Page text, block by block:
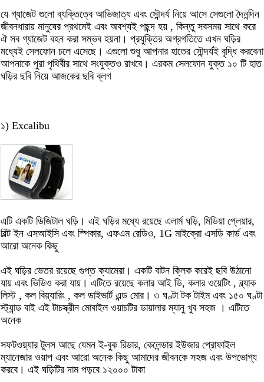
যে গ্যাজেট গুলো ব্যক্তিত্বে আভিজাত্য এবং সৌন্দর্য নিয়ে আসে সেগুলো দৈনন্দিন
জীবনধারায় মানুষের প্রথমেই এবং অবশ্যই পছন্দ হয় , কিন্তু সবসময় সাথে করে
ঐ সব গ্যাজেট বহন করা সম্ভব হয়না। প্রযুক্তির অগ্রগতিতে এখন ঘড়ির
মধ্যেই সেলফোন চলে এসেছে। এগুলো শুধু আপনার হাতের সৌন্দর্যই বৃদ্ধি করবেনা
আপনাকে পুরা পৃথিবীর সাথে সংযুক্তও রাখবে। এরকম সেলফোন যুক্ত ১০ টি হাত
ঘড়ির ছবি নিয়ে আজকের ছবি ব্লগ
১) Excalibu
এটি একটি ডিজিটাল ঘড়ি। এই ঘড়ির মধ্যে রয়েছে এলার্ম ঘড়ি, মিডিয়া প্লেয়ার,
বিল্ট ইন এসআইসি এবং স্পিকার, এফএম রেডিও, 1G মাইক্রো এসডি কার্ড এবং
আরো অনেক কিছু
এই ঘড়ির ভেতর রয়েছে গুপ্ত ক্যামেরা। একটি বাটন ক্লিক করেই ছবি উঠানো
যায় এবং ভিডিও করা যায়। এটিতে রয়েছে কলার আই ডি, কলার ওয়েটিং , ব্ল্যাক
লিস্ট , কল বিয়্যারিং , কল ডাইভার্ট এন্ড মোর। ৩ ঘণ্টা টক টাইম এবং ১৫০ ঘণ্টা
স্ট্যান্ড বাই এই টাচস্ক্রীন মোবাইল ওয়াচটির ডায়ালার ম্যানু খুব সহজ । এটিতে
অনেক
সফটওয়্যার টুলস আছে যেমন ই-বুক রিডার, কেলেন্ডার ইউজার প্রোফাইল
ম্যানেজার ওয়াপ এবং আরো অনেক কিছু আমাদের জীবনকে সহজ এবং উপভোগ্য
করবে। এই ঘড়িটির দাম পড়বে ১২০০০ টাকা